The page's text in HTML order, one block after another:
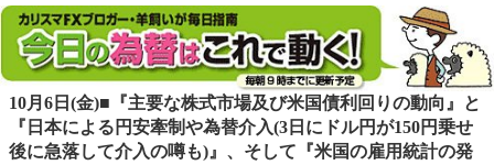
10月6日(金)■『主要な株式市場及び米国債利回りの動向』と
『日本による円安牽制や為替介入(3日にドル円が150円乗せ
後に急落して介入の噂も)』、そして『米国の雇用統計の発